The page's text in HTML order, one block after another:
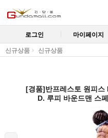
로그인 마이페이지
신규상품 신규상품
[경품]반프레스토 원피스
D. 루피 바운드맨 스